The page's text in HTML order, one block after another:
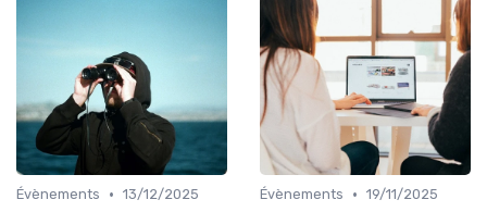
Évènements • 13/12/2025
Évènements • 19/11/2025